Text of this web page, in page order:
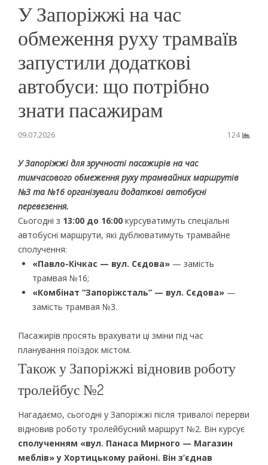
У Запоріжжі на час
обмеження руху трамваїв
запустили додаткові
автобуси: що потрібно
знати пасажирам
09.07.2026 124
У Запоріжжі для зручності пасажирів на час
тимчасового обмеження руху трамвайних маршрутів
№3 та №16 організували додаткові автобусні
перевезення.
Сьогодні з 13:00 до 16:00курсуватимуть спеціальні
автобусні маршрути, які дублюватимуть трамвайне
сполучення:
«Павло-Кічкас — вул. Сєдова»— замість
трамвая №16;
«Комбінат “Запоріжсталь” — вул. Сєдова»—
замість трамвая №3.
Пасажирів просять врахувати ці зміни під час
планування поїздок містом.
Також у Запоріжжі відновив роботу
тролейбус №2
Нагадаємо, сьогодні у Запоріжжі після тривалої перерви
відновив роботу тролейбусний маршрут №2. Він курсує
сполученням «вул. Панаса Мирного — Магазин
меблів» у Хортицькому районі. Він з’єднав